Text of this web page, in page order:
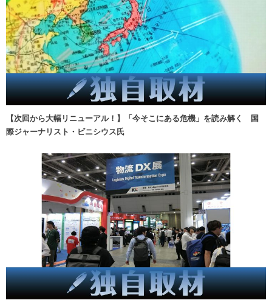
【次回から大幅リニューアル！】「今そこにある危機」を読み解く 国
際ジャーナリスト・ビニシウス氏